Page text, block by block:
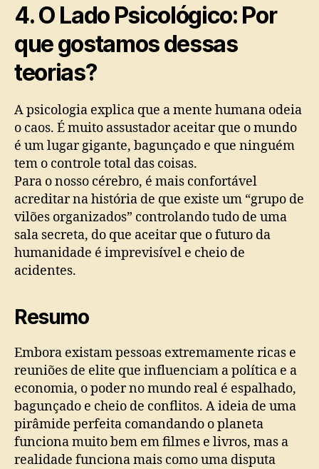
4. O Lado Psicológico: Por
que gostamos dessas
teorias?
A psicologia explica que a mente humana odeia
o caos. É muito assustador aceitar que o mundo
é um lugar gigante, bagunçado e que ninguém
tem o controle total das coisas.
Para o nosso cérebro, é mais confortável
acreditar na história de que existe um “grupo de
vilões organizados” controlando tudo de uma
sala secreta, do que aceitar que o futuro da
humanidade é imprevisível e cheio de
acidentes.
Resumo
Embora existam pessoas extremamente ricas e
reuniões de elite que influenciam a política e a
economia, o poder no mundo real é espalhado,
bagunçado e cheio de conflitos. A ideia de uma
pirâmide perfeita comandando o planeta
funciona muito bem em filmes e livros, mas a
realidade funciona mais como uma disputa